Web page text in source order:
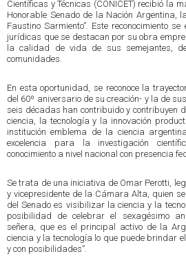
Científicas y Técnicas (CONICET) recibió la
Honorable Senado de la Nación Argentina,
Faustino Sarmiento”. Este reconocimiento
jurídicas que se destacan por su obra
la calidad de vida de sus semejantes,
comunidades.
En esta oportunidad, se reconoce la
del 60º aniversario de su creación- y la de
seis décadas han contribuido y contribuyen
ciencia, la tecnología y la innovación
institución emblema de la ciencia
excelencia para la investigación
conocimiento a nivel nacional con presencia
Se trata de una iniciativa de Omar Perotti,
y vicepresidente de la Cámara Alta, quien
del Senado es visibilizar la ciencia y la
posibilidad de celebrar el sexagésimo
señera, que es el principal activo de la
ciencia y la tecnología lo que puede brindar
y con posibilidades”.